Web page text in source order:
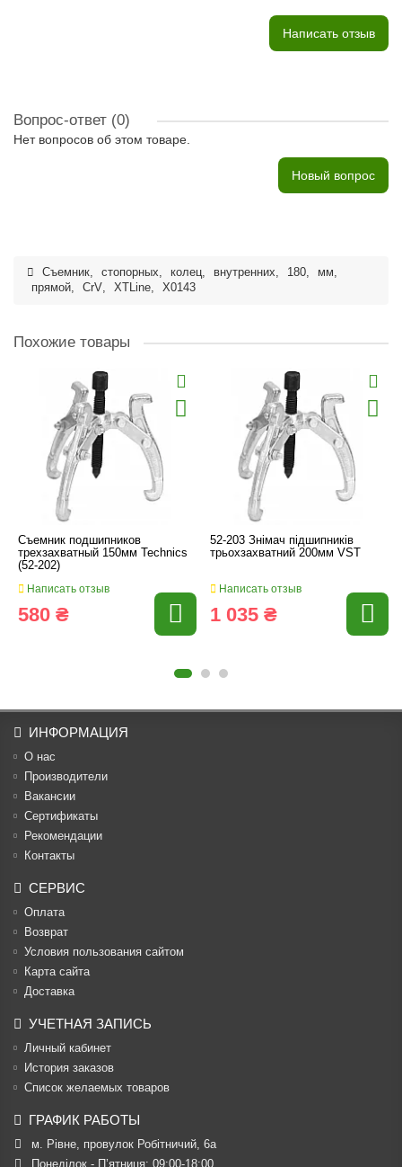
Написать отзыв
Вопрос-ответ (0)
Нет вопросов об этом товаре.
Новый вопрос
Съемник, стопорных, колец, внутренних, 180, мм,
прямой, CrV, XTLine, X0143
Похожие товары
Съемник подшипников
трехзахватный 150мм Technics
(52-202)
Написать отзыв
580 ₴
52-203 Знімач підшипників
трьохзахватний 200мм VST
Написать отзыв
1 035 ₴
ИНФОРМАЦИЯ
О нас
Производители
Вакансии
Cертификаты
Рекомендации
Контакты
СЕРВИС
Оплата
Возврат
Условия пользования сайтом
Карта сайта
Доставка
УЧЕТНАЯ ЗАПИСЬ
Личный кабинет
История заказов
Список желаемых товаров
ГРАФИК РАБОТЫ
м. Рівне, провулок Робітничий, 6а
Понеділок - П’ятниця: 09:00-18:00